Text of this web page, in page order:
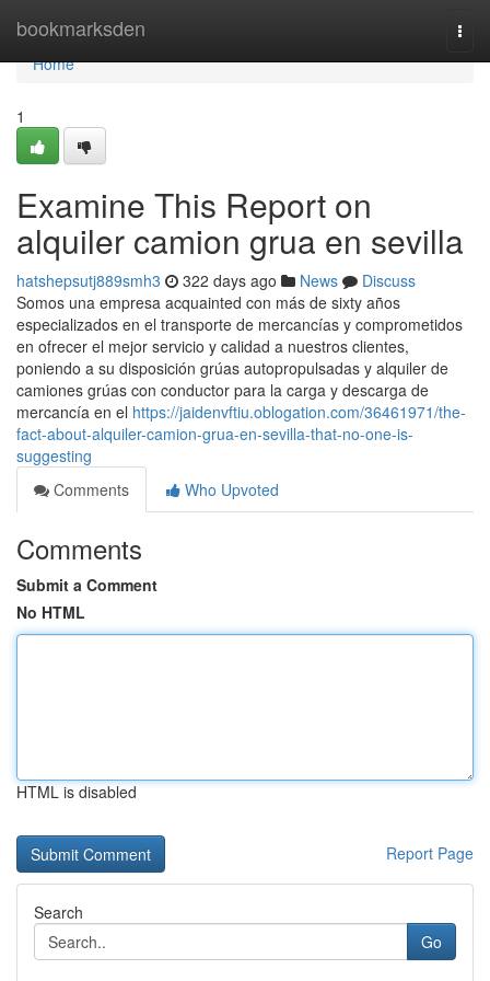
bookmarksden
Home
Home
1
Examine This Report on
alquiler camion grua en sevilla
hatshepsutj889smh3 322 days ago News
Discuss
Somos una empresa acquainted con más de sixty años
especializados en el transporte de mercancías y comprometidos
en ofrecer el mejor servicio y calidad a nuestros clientes,
poniendo a su disposición grúas autopropulsadas y alquiler de
camiones grúas con conductor para la carga y descarga de
mercancía en el https://jaidenvftiu.oblogation.com/36461971/the-
fact-about-alquiler-camion-grua-en-sevilla-that-no-one-is-
suggesting
Comments
Who Upvoted
Comments
Submit a Comment
No HTML
HTML is disabled
Report Page
Search
Go